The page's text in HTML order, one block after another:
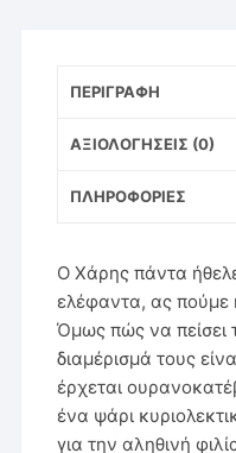
ΠΕΡΙΓΡΑΦΉ
ΑΞΙΟΛΟΓΉΣΕΙΣ (0)
ΠΛΗΡΟΦΟΡΊΕΣ
Ο Χάρης πάντα
ελέφαντα, ας
Όμως πώς να πείσει
διαμέρισμά τους
έρχεται
ένα ψάρι
για την αληθινή